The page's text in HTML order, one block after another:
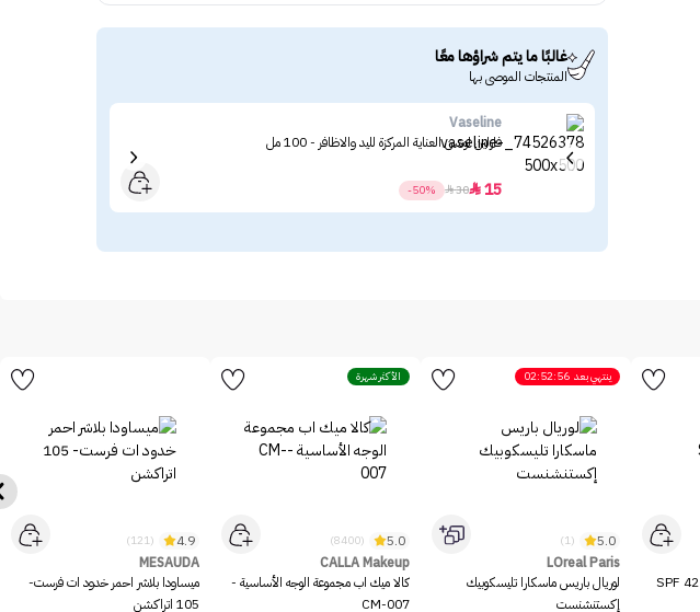
غالبًا ما يتم شراؤها معًا
المنتجات الموصى بها
Vaseline
فازلين لوشن العناية المركزة لليد والاظافر - 100 مل
15

30

-50%
ميشا بي بي كريم بيرفكت إم SPF 42
ينتهي بعد 02:52:56
5.0
(1)
LOreal Paris
لوريال باريس ماسكارا تليسكوبيك
إكستنشنست
الأكثر شهرة
5.0
(8400)
CALLA Makeup
كالا ميك اب مجموعة الوجه الأساسية -
CM-007
4.9
(121)
MESAUDA
ميساودا بلاشر احمر خدود ات فرست-
105 اتراكشن